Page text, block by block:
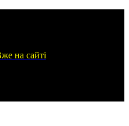
на сайті